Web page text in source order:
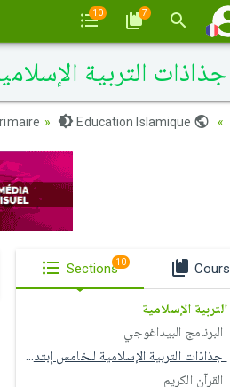
10 7
جذاذات التربية
Education Islamique
Sections10 Cours
التربية الإسلامية
البرنامج البيداغوجي
جذاذات التربية الإسلامية للخامس إبتدائي
القرآن الكريم